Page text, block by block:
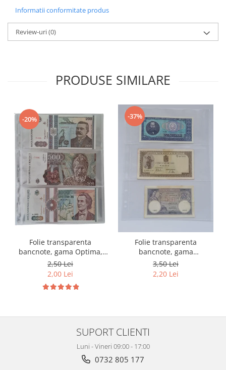
Informatii conformitate produs
Review-uri(0)
PRODUSE SIMILARE
-20%
Folie transparenta
bancnote, gama Optima,
cod SH252, 3
compartimente
2,50 Lei
2,00 Lei
-37%
Folie transparenta
bancnote, gama
Grande(A4), cod SH312, 3
compartimente
3,50 Lei
2,20 Lei
SUPORT CLIENTI
Luni - Vineri 09:00 - 17:00
0732 805 177